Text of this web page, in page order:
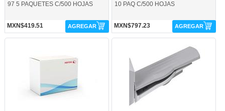
97 5 PAQUETES C/500 HOJAS
MXN$419.51 AGREGAR
10 PAQ C/500 HOJAS
MXN$797.23 AGREGAR